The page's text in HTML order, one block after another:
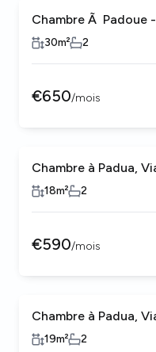
Chambre Ã Padoue
30m² 2
€650/mois
Chambre à Padua,
18m² 2
€590/mois
Chambre à Padua,
19m² 2